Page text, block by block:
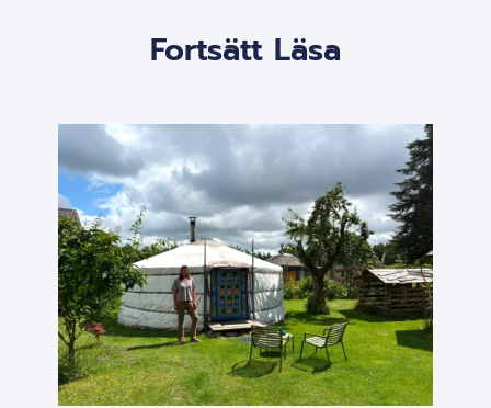
Fortsätt Läsa